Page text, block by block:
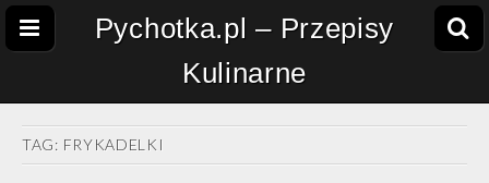
Pychotka.pl – Przepisy
Kulinarne
TAG: FRYKADELKI